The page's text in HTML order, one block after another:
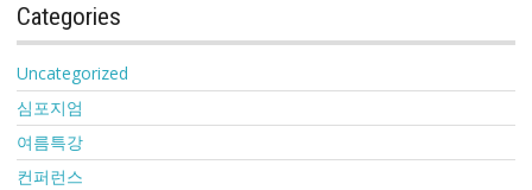
Categories
Uncategorized
심포지엄
여름특강
컨퍼런스